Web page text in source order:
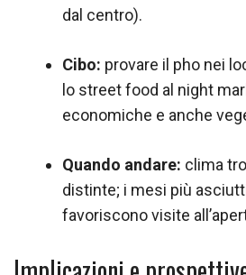
dal centro).
Cibo: provare il pho nei
lo street food al night
economiche e anche
Quando andare: clima
distinte; i mesi più
favoriscono visite